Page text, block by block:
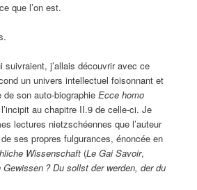
que l’on est.
suivraient, j’allais découvrir avec ce
un univers intellectuel foisonnant et
son auto-biographieEcce homo
au chapitre II.9 de celle-ci. Je
lectures nietzschéennes que l’auteur
ses propres fulgurances, énoncée en
Wissenschaft (Le Gai Savoir,
Gewissen ? Du sollst der werden, der du